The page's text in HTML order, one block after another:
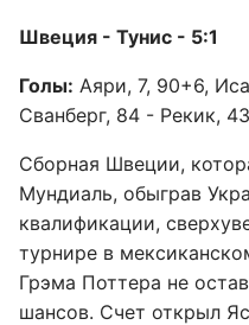
Швеция - Тунис - 5:1
Голы: Аяри, 7, 90+6,
Сванберг, 84 - Рекик, 43
Сборная Швеции,
Мундиаль, обыграв
квалификации,
турнире в
Грэма Поттера не
шансов. Счет открыл